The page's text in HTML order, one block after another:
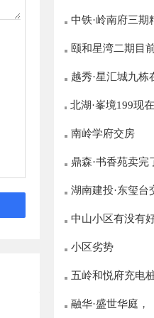
中铁·岭南府三期
颐和星湾二期目
少？
越秀·星汇城九
多少？
北湖·峯境199现
么时候开盘？
南岭学府交房
鼎森·书香苑卖完
湖南建投·东玺台
中山小区有没有
小区劣势
五岭和悦府充电
融华·盛世华庭，